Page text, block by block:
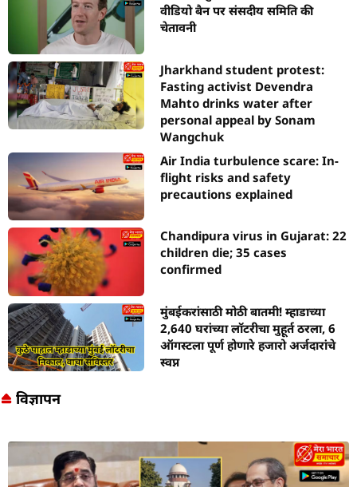
वीडियो बैन पर संसदीय समिति की
चेतावनी
Jharkhand student protest:
Fasting activist Devendra
Mahto drinks water after
personal appeal by Sonam
Wangchuk
Air India turbulence scare: In-
flight risks and safety
precautions explained
Chandipura virus in Gujarat: 22
children die; 35 cases
confirmed
मुंबईकरांसाठी मोठी बातमी! म्हाडाच्या
2,640 घरांच्या लॉटरीचा मुहूर्त ठरला, 6
ऑगस्टला पूर्ण होणारे हजारो अर्जदारांचे
स्वप्न
विज्ञापन